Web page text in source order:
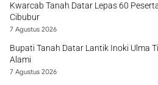
Kwarcab Tanah Datar Lepas 60
Cibubur
7 Agustus 2026
Bupati Tanah Datar Lantik Inoki Ulma
Alami
7 Agustus 2026